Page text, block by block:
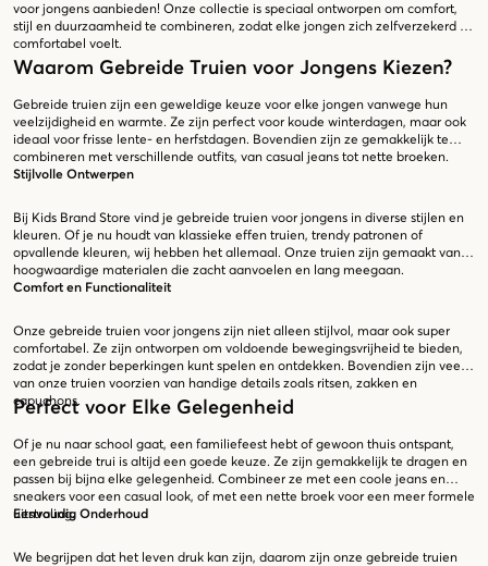
voor jongens aanbieden! Onze collectie is speciaal ontworpen om comfort,
stijl en duurzaamheid te combineren, zodat elke jongen zich zelfverzekerd en
comfortabel voelt.
Waarom Gebreide Truien voor Jongens Kiezen?
Gebreide truien zijn een geweldige keuze voor elke jongen vanwege hun
veelzijdigheid en warmte. Ze zijn perfect voor koude winterdagen, maar ook
ideaal voor frisse lente- en herfstdagen. Bovendien zijn ze gemakkelijk te
combineren met verschillende outfits, van casual jeans tot nette broeken.
Stijlvolle Ontwerpen
Bij Kids Brand Store vind je gebreide truien voor jongens in diverse stijlen en
kleuren. Of je nu houdt van klassieke effen truien, trendy patronen of
opvallende kleuren, wij hebben het allemaal. Onze truien zijn gemaakt van
hoogwaardige materialen die zacht aanvoelen en lang meegaan.
Comfort en Functionaliteit
Onze gebreide truien voor jongens zijn niet alleen stijlvol, maar ook super
comfortabel. Ze zijn ontworpen om voldoende bewegingsvrijheid te bieden,
zodat je zonder beperkingen kunt spelen en ontdekken. Bovendien zijn veel
van onze truien voorzien van handige details zoals ritsen, zakken en
capuchons.
Perfect voor Elke Gelegenheid
Of je nu naar school gaat, een familiefeest hebt of gewoon thuis ontspant,
een gebreide trui is altijd een goede keuze. Ze zijn gemakkelijk te dragen en
passen bij bijna elke gelegenheid. Combineer ze met een coole jeans en
sneakers voor een casual look, of met een nette broek voor een meer formele
uitstraling.
Eenvoudig Onderhoud
We begrijpen dat het leven druk kan zijn, daarom zijn onze gebreide truien